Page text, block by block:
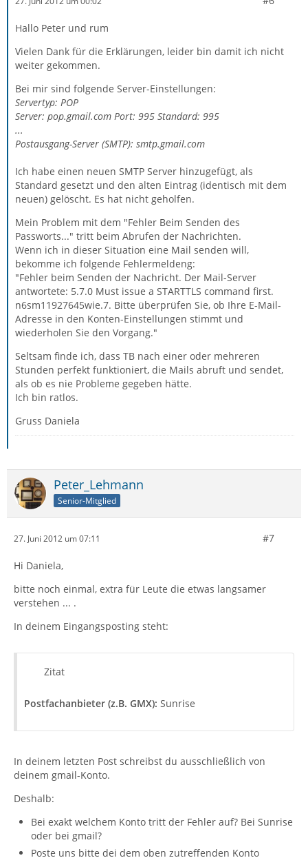
Hallo Peter und rum
Vielen Dank für die Erklärungen, leider bin damit ich nicht
weiter gekommen.
Bei mir sind folgende Server-Einstellungen:
Servertyp: POP
Server: pop.gmail.com Port: 995 Standard: 995
...
Postausgang-Server (SMTP): smtp.gmail.com
Ich habe einen neuen SMTP Server hinzugefügt, als
Standard gesetzt und den alten Eintrag (identisch mit dem
neuen) gelöscht. Es hat nicht geholfen.
Mein Problem mit dem "Fehler Beim Senden des
Passworts..." tritt beim Abrufen der Nachrichten.
Wenn ich in dieser Situation eine Mail senden will,
bekomme ich folgende Fehlermeldeng:
"Fehler beim Senden der Nachricht. Der Mail-Server
antwortete: 5.7.0 Must issue a STARTTLS command first.
n6sm11927645wie.7. Bitte überprüfen Sie, ob Ihre E-Mail-
Adresse in den Konten-Einstellungen stimmt und
wiederholen Sie den Vorgang."
Seltsam finde ich, dass TB nach einer oder mehreren
Stunden perfekt funktioniert, die Mails abruft und sendet,
als ob es nie Probleme gegeben hätte.
Ich bin ratlos.
Gruss Daniela
Peter_Lehmann
Senior-Mitglied
27. Juni 2012 um 07:11 #7
Hi Daniela,
bitte noch einmal, extra für Leute die etwas langsamer
verstehen ... .
In deinem Eingangsposting steht:
Zitat
Postfachanbieter (z.B. GMX): Sunrise
In deinem letzten Post schreibst du ausschließlich von
deinem gmail-Konto.
Deshalb:
Bei exakt welchem Konto tritt der Fehler auf? Bei Sunrise
oder bei gmail?
Poste uns bitte dei dem oben zutreffenden Konto